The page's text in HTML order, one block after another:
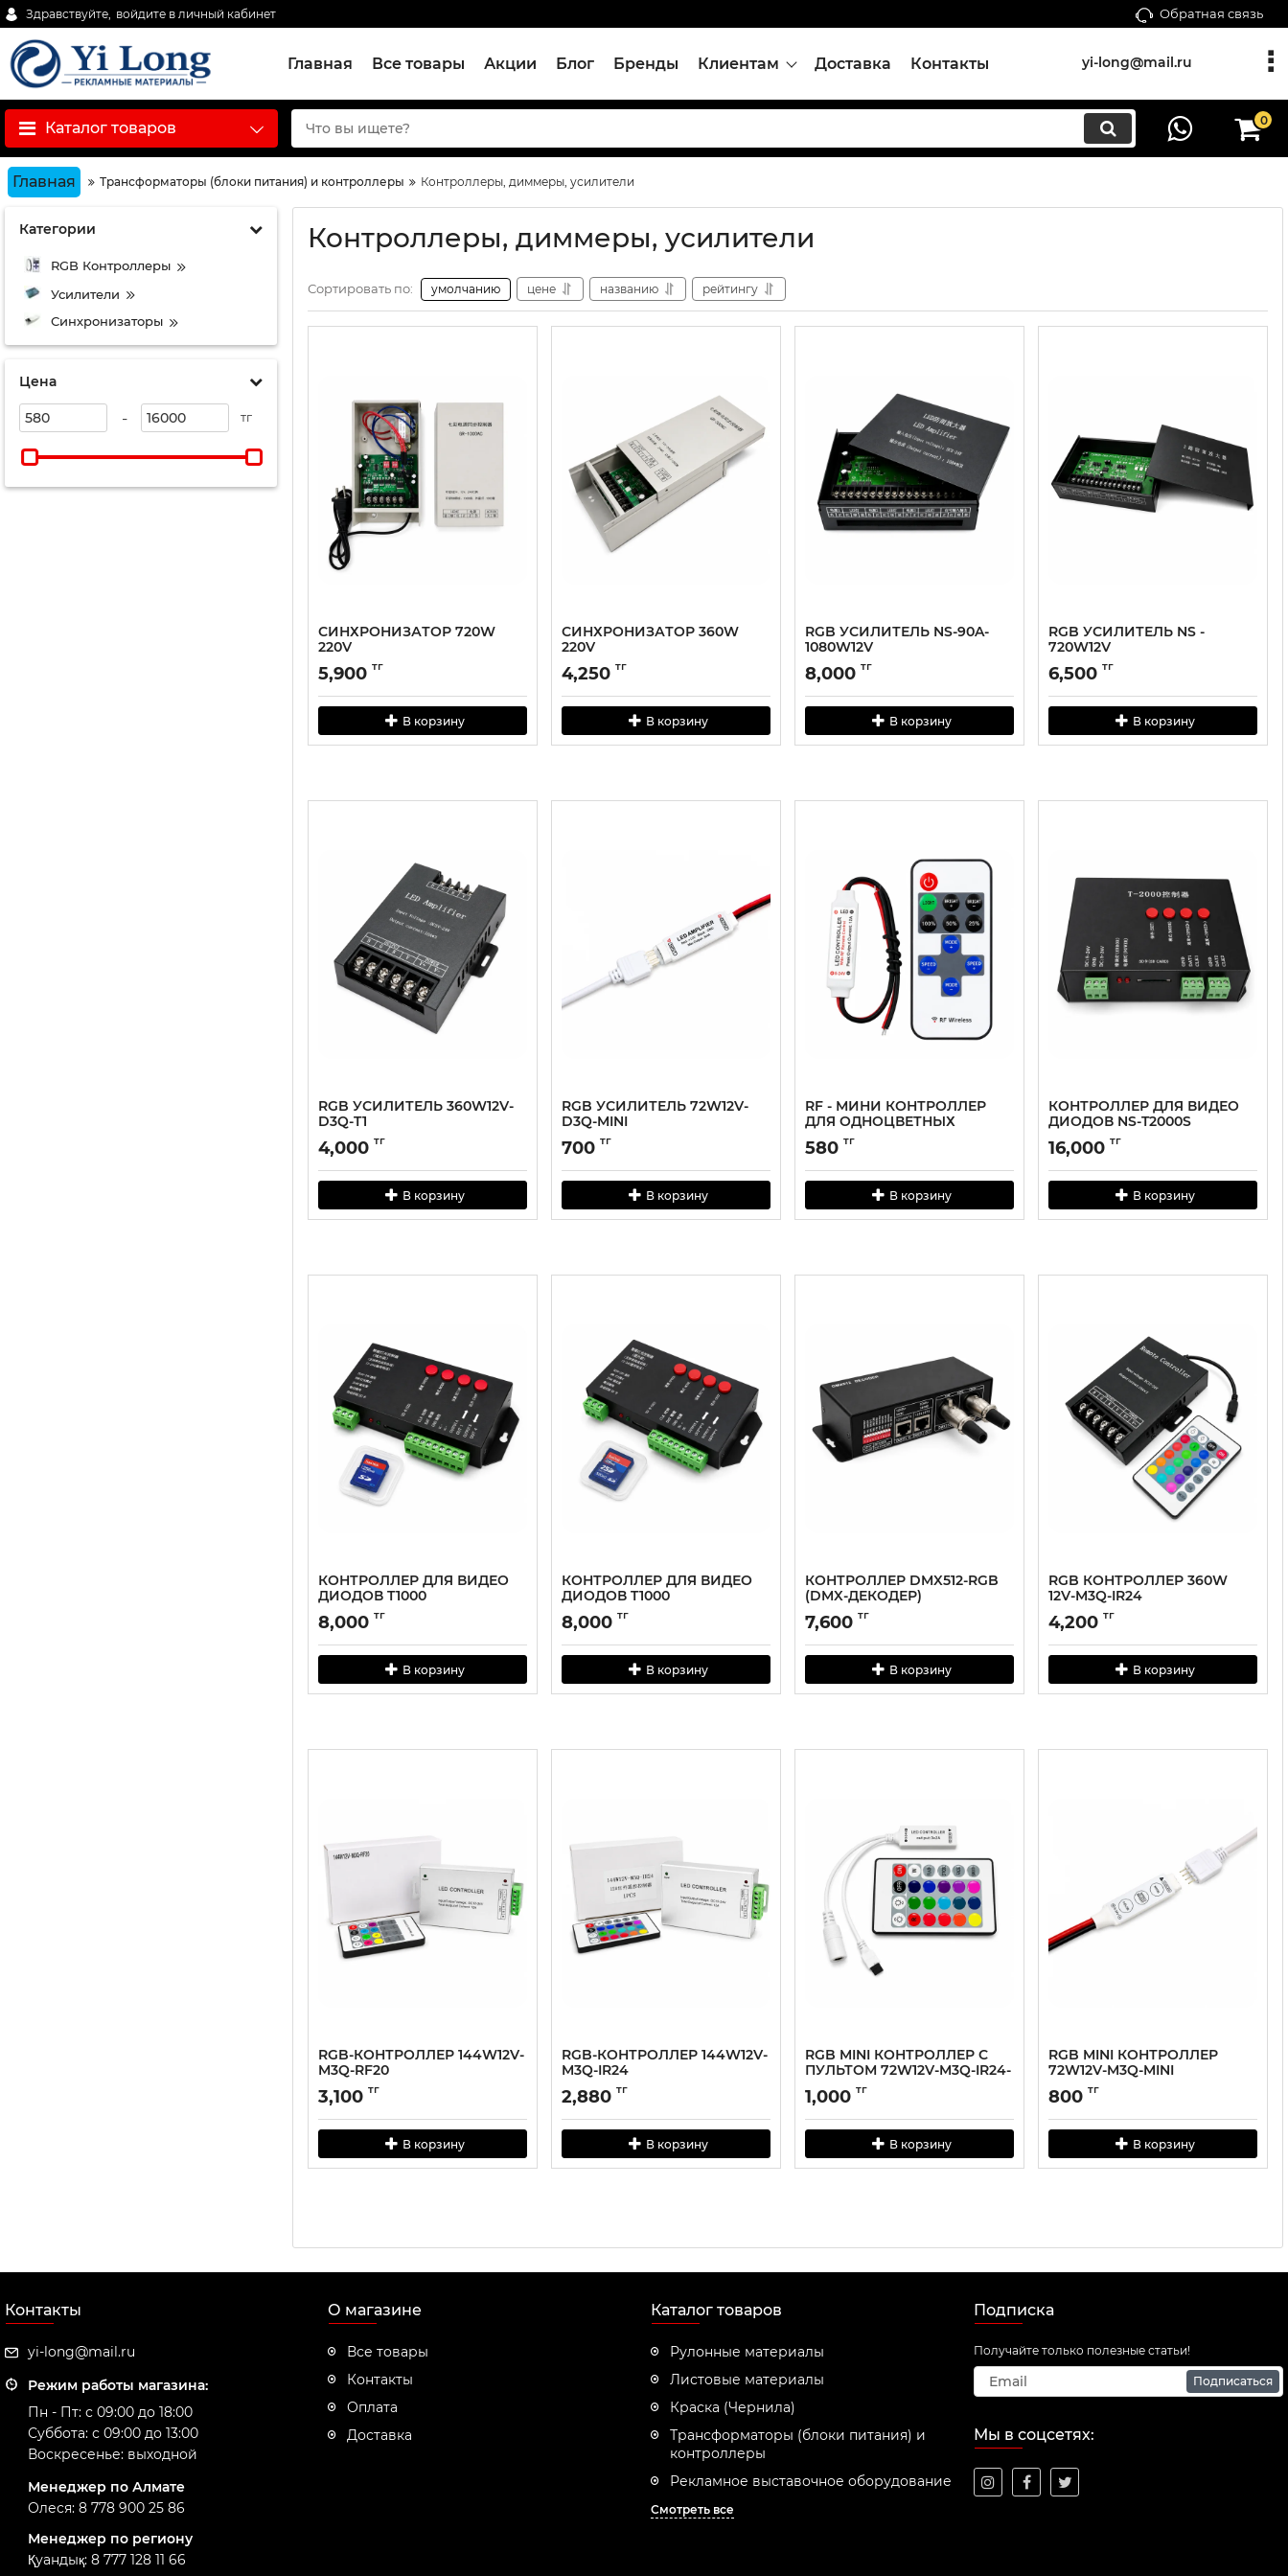
Здравствуйте, войдите в личный кабинет Обратная связь
Главная Все товары Акции Блог Бренды Клиентам Доставка Контакты yi-long@mail.ru
Каталог товаров 0
Главная Трансформаторы (блоки питания) и контроллеры Контроллеры, диммеры, усилители
Категории
RGB Контроллеры
Усилители
Синхронизаторы
Цена
- тг
Контроллеры, диммеры, усилители
Сортировать по: умолчанию цене названию рейтингу
СИНХРОНИЗАТОР 720W
220V
5,900 тг
В корзину
СИНХРОНИЗАТОР 360W
220V
4,250 тг
В корзину
RGB УСИЛИТЕЛЬ NS-90A-
1080W12V
8,000 тг
В корзину
RGB УСИЛИТЕЛЬ NS -
720W12V
6,500 тг
В корзину
RGB УСИЛИТЕЛЬ 360W12V-
D3Q-T1
4,000 тг
В корзину
RGB УСИЛИТЕЛЬ 72W12V-
D3Q-MINI
700 тг
В корзину
RF - МИНИ КОНТРОЛЛЕР
ДЛЯ ОДНОЦВЕТНЫХ
СВЕТОДИОДОВ
580 тг
В корзину
КОНТРОЛЛЕР ДЛЯ ВИДЕО
ДИОДОВ NS-T2000S
16,000 тг
В корзину
КОНТРОЛЛЕР ДЛЯ ВИДЕО
ДИОДОВ T1000
8,000 тг
В корзину
КОНТРОЛЛЕР ДЛЯ ВИДЕО
ДИОДОВ T1000
8,000 тг
В корзину
КОНТРОЛЛЕР DMX512-RGB
(DMX-ДЕКОДЕР)
7,600 тг
В корзину
RGB КОНТРОЛЛЕР 360W
12V-M3Q-IR24
4,200 тг
В корзину
RGB-КОНТРОЛЛЕР 144W12V-
M3Q-RF20
3,100 тг
В корзину
RGB-КОНТРОЛЛЕР 144W12V-
M3Q-IR24
2,880 тг
В корзину
RGB MINI КОНТРОЛЛЕР C
ПУЛЬТОМ 72W12V-M3Q-IR24-
1,000 тг
В корзину
RGB MINI КОНТРОЛЛЕР
72W12V-M3Q-MINI
800 тг
В корзину
Контакты
yi-long@mail.ru
Режим работы магазина:
Пн - Пт: с 09:00 до 18:00
Суббота: с 09:00 до 13:00
Воскресенье: выходной
Менеджер по Алмате
Олеся: 8 778 900 25 86
Менеджер по региону
Қуандық: 8 777 128 11 66
О магазине
Все товары
Контакты
Оплата
Доставка
Каталог товаров
Рулонные материалы
Листовые материалы
Краска (Чернила)
Трансформаторы (блоки питания) и
контроллеры
Рекламное выставочное оборудование
Смотреть все
Подписка
Получайте только полезные статьи!
Подписаться
Мы в соцсетях: